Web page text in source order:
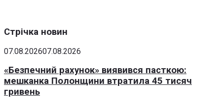
Стрічка новин
07.08.202607.08.2026
«Безпечний рахунок» виявився пасткою:
мешканка Полонщини втратила 45 тисяч
гривень